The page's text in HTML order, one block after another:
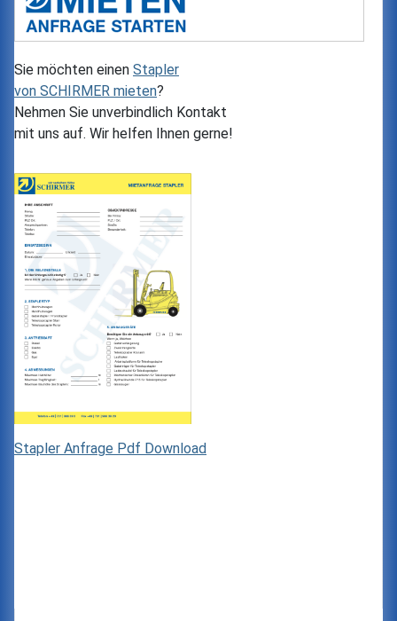
Sie möchten einen Stapler
von SCHIRMER mieten?
Nehmen Sie unverbindlich Kontakt
mit uns auf. Wir helfen Ihnen gerne!
Stapler Anfrage Pdf Download